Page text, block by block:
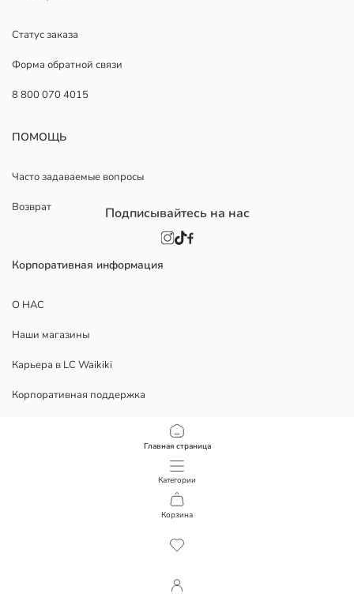
Главная страница
Категории
Корзина
Статус заказа
Форма обратной связи
8 800 070 4015
ПОМОЩЬ
Часто задаваемые вопросы
Возврат
Корпоративная информация
О НАС
Наши магазины
Карьера в LC Waikiki
Корпоративная поддержка
Политика Конфиденциальности
Скачать наше приложение
Подписывайтесь на нас